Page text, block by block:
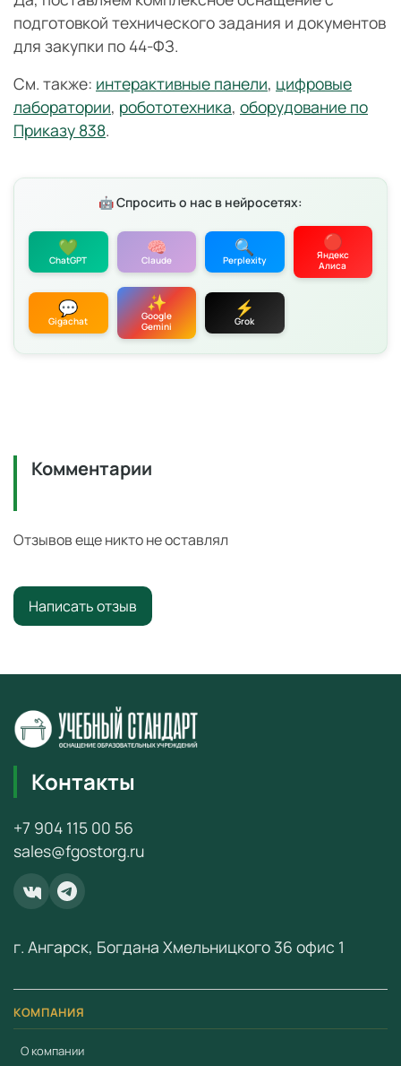
подготовкой технического задания и документов
для закупки по 44-ФЗ.
См. также: интерактивные панели, цифровые
лаборатории, робототехника, оборудование по
Приказу 838.
🤖 Спросить о нас в нейросетях:
💚
ChatGPT
🧠
Claude
🔍
Perplexity
🔴
Яндекс
Алиса
💬
Gigachat
✨
Google
Gemini
⚡
Grok
Комментарии
Отзывов еще никто не оставлял
Написать отзыв
КОМПАНИЯ
О компании
Контакты
+7 904 115 00 56
sales@fgostorg.ru
г. Ангарск, Богдана Хмельницкого 36 офис 1